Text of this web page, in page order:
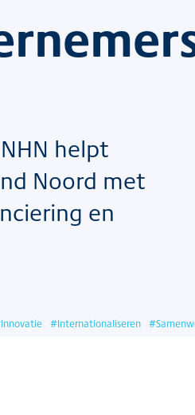
helpt
Noord met
en
Innovatie #Internationaliseren #